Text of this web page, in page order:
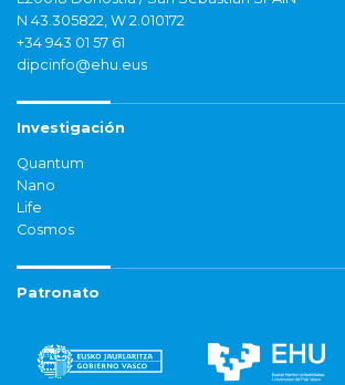
N 43.305822, W 2.010172
+34 943 01 57 61
dipcinfo@ehu.eus
Investigación
Quantum
Nano
Life
Cosmos
Patronato